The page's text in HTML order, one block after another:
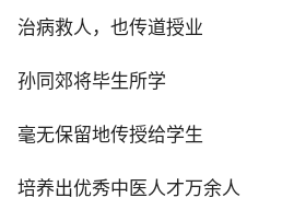
治病救人，也传道授业
孙同郊将毕生所学
毫无保留地传授给学生
培养出优秀中医人才万余人